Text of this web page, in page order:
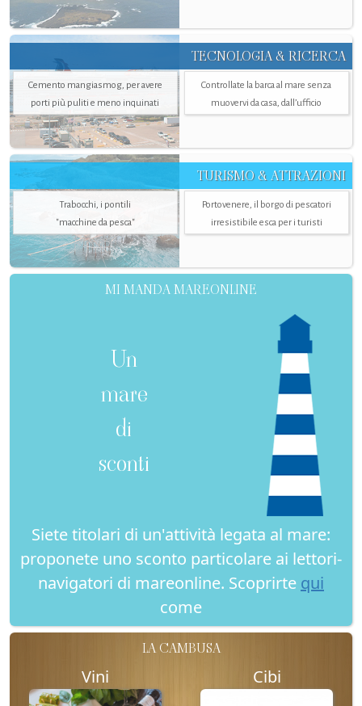
TECNOLOGIA & RICERCA
Cemento mangiasmog, per avere
porti più puliti e meno inquinati
Controllate la barca al mare senza
muovervi da casa, dall’ufficio
TURISMO & ATTRAZIONI
Trabocchi, i pontili
"macchine da pesca"
Portovenere, il borgo di pescatori
irresistibile esca per i turisti
MI MANDA MAREONLINE
Un
mare
di
sconti
Siete titolari di un'attività legata al mare:
proponete uno sconto particolare ai lettori-
navigatori di mareonline. Scoprirte qui
come
LA CAMBUSA
Vini Cibi